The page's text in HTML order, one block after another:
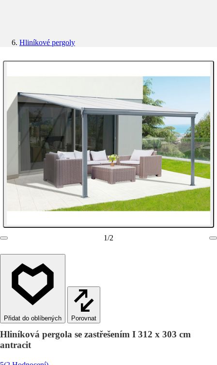
Hliníkové pergoly
1/2
Porovnat
Hliníková pergola se zastřešením I 312 x 303 cm
antracit